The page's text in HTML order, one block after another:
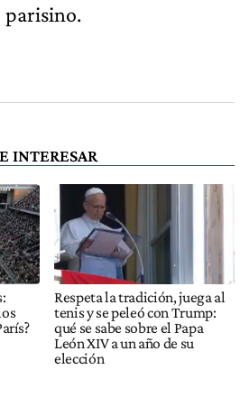
INTERESAR
Respeta la tradición, juega al
tenis y se peleó con Trump:
qué se sabe sobre el Papa
León XIV a un año de su
elección